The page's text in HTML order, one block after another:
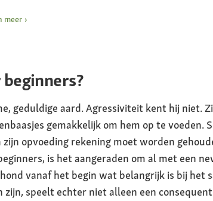
Intelligent, goedaardig, dol op kinderen,
Verzorging
wassen
Gezondheid
Aanleg voor heup- en
gevoeligheid voor warmte, aanleg voor
botkanker en hartproblemen
meer
geduldige aard. Agressiviteit kent hij niet.
gemakkelijk om hem op te voeden.
opvoeding rekening moet worden
is het aangeraden om al met een
vanaf het begin wat belangrijk is bij het
speelt echter niet alleen een